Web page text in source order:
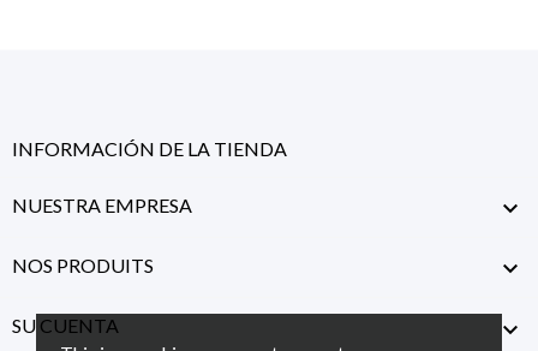
INFORMACIÓN DE LA TIENDA
NUESTRA EMPRESA 
NOS PRODUITS 
SU CUENTA 